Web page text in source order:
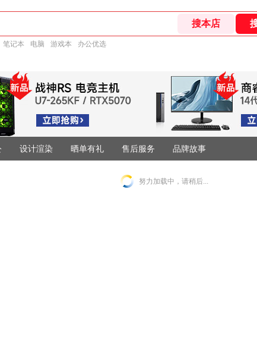
笔记本 电脑 游戏本 办公优选
设计渲染 晒单有礼 售后服务 品牌故事
努力加载中，请稍后...